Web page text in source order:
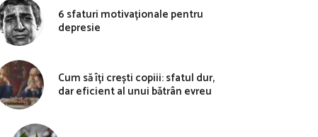
6 sfaturi motivaționale pentru
depresie
Cum să îți crești copiii: sfatul dur,
dar eficient al unui bătrân evreu